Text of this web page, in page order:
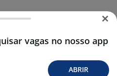
vagas no nosso app
ABRIR